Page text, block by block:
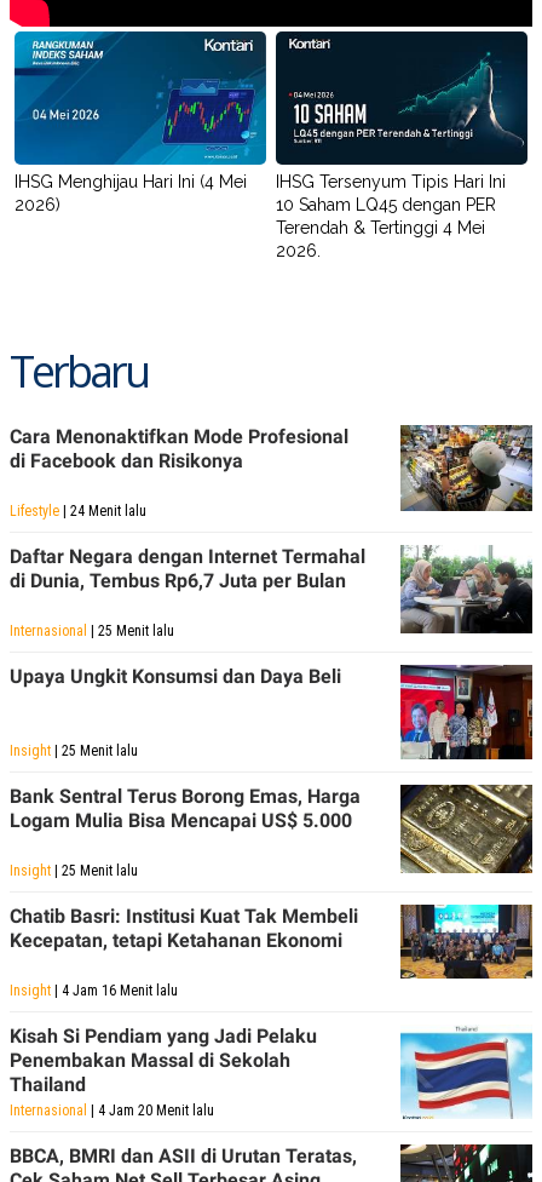
IHSG Menghijau Hari Ini (4 Mei
2026)
IHSG Tersenyum Tipis Hari Ini
10 Saham LQ45 dengan PER
Terendah & Tertinggi 4 Mei
2026.
Terbaru
Cara Menonaktifkan Mode Profesional
di Facebook dan Risikonya
Lifestyle | 24 Menit lalu
Daftar Negara dengan Internet Termahal
di Dunia, Tembus Rp6,7 Juta per Bulan
Internasional | 25 Menit lalu
Upaya Ungkit Konsumsi dan Daya Beli
Insight | 25 Menit lalu
Bank Sentral Terus Borong Emas, Harga
Logam Mulia Bisa Mencapai US$ 5.000
Insight | 25 Menit lalu
Chatib Basri: Institusi Kuat Tak Membeli
Kecepatan, tetapi Ketahanan Ekonomi
Insight | 4 Jam 16 Menit lalu
Kisah Si Pendiam yang Jadi Pelaku
Penembakan Massal di Sekolah
Thailand
Internasional | 4 Jam 20 Menit lalu
BBCA, BMRI dan ASII di Urutan Teratas,